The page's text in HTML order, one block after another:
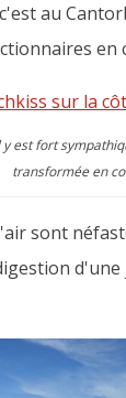
au
en
est fort
transformée en
sont